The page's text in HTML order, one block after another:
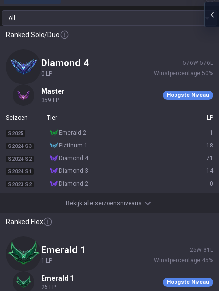
All
Ranked Solo/Duo
diamond 4
0 LP
576W 576 L
Winstpercentage 50%
master
359 LP
Hoogste Niveau
Seizoen Tier LP
S2025 emerald 2 1
S2024 S3 platinum 1 18
S2024 S2 diamond 4 71
S2024 S1 diamond 3 14
S2023 S2 diamond 2 0
Bekijk alle seizoensniveaus
Ranked Flex
emerald 1
1 LP
25W 31 L
Winstpercentage 45%
emerald 1
26 LP
Hoogste Niveau